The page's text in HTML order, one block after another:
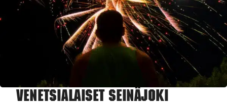
Venetsialaiset Seinäjoki